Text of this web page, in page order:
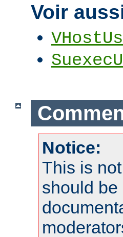
Voir
Notice:
This is
should